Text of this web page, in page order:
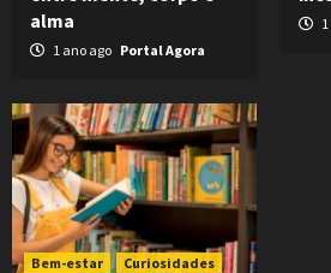
alma
1 ano ago Portal Agora
Bem-estar
Curiosidades